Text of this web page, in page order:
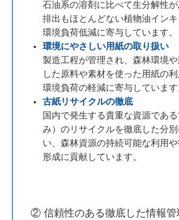
石油系の溶剤に比べて生分解性
排出もほとんどない植物油インキ
環境負荷低減に寄与しています。
環境にやさしい用紙の取り扱い
製造工程が管理され、森林環境
した原料や素材を使った用紙の利
環境負荷の軽減に寄与しています
古紙リサイクルの徹底
国内で発生する貴重な資源であ
み）のリサイクルを徹底した分
い、森林資源の持続可能な利用
形成に貢献しています。
② 信頼性のある徹底した情報管